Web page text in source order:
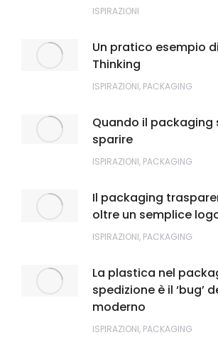
ISPIRAZIONI
Un pratico esempio
Thinking
ISPIRAZIONI, PACKAGING
Quando il packaging
sparire
ISPIRAZIONI, PACKAGING
Il packaging
oltre un semplice
ISPIRAZIONI, PACKAGING
La plastica nel
spedizione è il ‘bug’
moderno
ISPIRAZIONI, PACKAGING